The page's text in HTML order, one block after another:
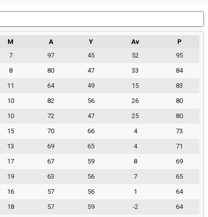
M A Y Av
P
7 97 45 52
95
8 80 47 33
84
11 64 49 15
83
10 82 56 26
80
10 72 47 25
80
15 70 66 4
73
13 69 65 4
71
17 67 59 8
69
19 63 56 7
65
16 57 56 1
64
18 57 59 -2
64